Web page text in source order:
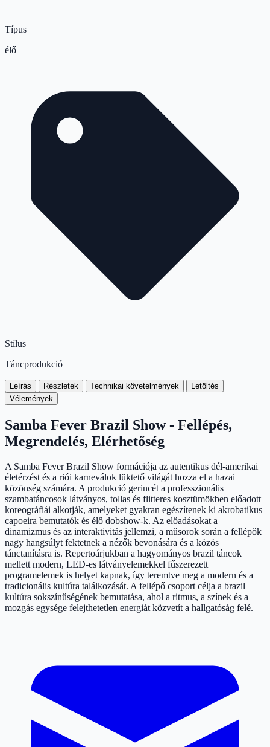
Típus
élő
Stílus
Táncprodukció
Leírás Részletek Technikai követelmények
Letöltés
Vélemények
Samba Fever Brazil Show - Fellépés,
Megrendelés, Elérhetőség
A Samba Fever Brazil Show formációja az autentikus dél-amerikai
életérzést és a riói karneválok lüktető világát hozza el a hazai
közönség számára. A produkció gerincét a professzionális
szambatáncosok látványos, tollas és flitteres kosztümökben előadott
koreográfiái alkotják, amelyeket gyakran egészítenek ki akrobatikus
capoeira bemutatók és élő dobshow-k. Az előadásokat a
dinamizmus és az interaktivitás jellemzi, a műsorok során a fellépők
nagy hangsúlyt fektetnek a nézők bevonására és a közös
tánctanításra is. Repertoárjukban a hagyományos brazil táncok
mellett modern, LED-es látványelemekkel fűszerezett
programelemek is helyet kapnak, így teremtve meg a modern és a
tradicionális kultúra találkozását. A fellépő csoport célja a brazil
kultúra sokszínűségének bemutatása, ahol a ritmus, a színek és a
mozgás egysége felejthetetlen energiát közvetít a hallgatóság felé.